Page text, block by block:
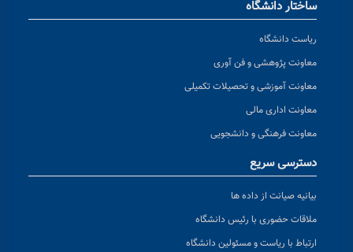
ساختار دانشگاه
ریاست دانشگاه
معاونت پژوهشی و فن آوری
معاونت آموزشی و تحصیلات تکمیلی
معاونت اداری مالی
معاونت فرهنگی و دانشجویی
دسترسی سریع
بیانیه صیانت از داده ها
ملاقات حضوری با رئیس دانشگاه
ارتباط با ریاست و مسئولین دانشگاه